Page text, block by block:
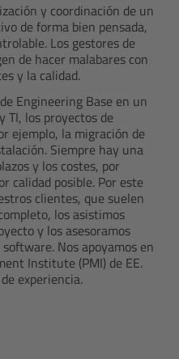
y coordinación de un
de forma bien pensada,
Los gestores de
de hacer malabares con
y la calidad.
Engineering Base en un
TI, los proyectos de
ejemplo, la migración de
Siempre hay una
y los costes, por
calidad posible. Por este
clientes, que suelen
los asistimos
y los asesoramos
Nos apoyamos en
Institute (PMI) de EE.
experiencia.